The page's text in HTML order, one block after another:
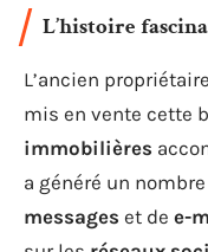
L’histoire
L’ancien
mis en vente cette
immobilières
a généré un
messages et de e-